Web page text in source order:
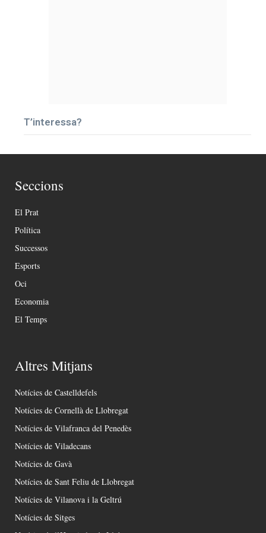
T’interessa?
Seccions
El Prat
Política
Successos
Esports
Oci
Economia
El Temps
Altres Mitjans
Notícies de Castelldefels
Notícies de Cornellà de Llobregat
Notícies de Vilafranca del Penedès
Notícies de Viladecans
Notícies de Gavà
Notícies de Sant Feliu de Llobregat
Notícies de Vilanova i la Geltrú
Notícies de Sitges